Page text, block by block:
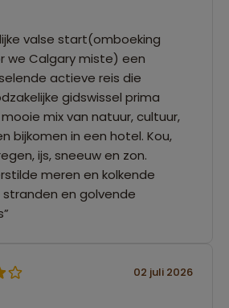
valse start(omboeking
we Calgary miste) een
actieve reis die
gidswissel prima
mix van natuur, cultuur,
bijkomen in een hotel. Kou,
ijs, sneeuw en zon.
meren en kolkende
stranden en golvende
02 juli 2026